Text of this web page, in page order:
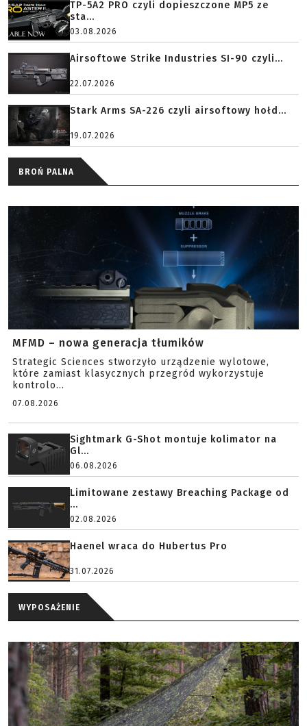
TP-5A2 PRO czyli dopieszczone MP5 ze
sta...
03.08.2026
Airsoftowe Strike Industries SI-90 czyli...
22.07.2026
Stark Arms SA-226 czyli airsoftowy hołd...
19.07.2026
BROŃ PALNA
MFMD – nowa generacja tłumików
Strategic Sciences stworzyło urządzenie wylotowe,
które zamiast klasycznych przegród wykorzystuje
kontrolo...
07.08.2026
Sightmark G-Shot montuje kolimator na
Gl...
06.08.2026
Limitowane zestawy Breaching Package od
...
02.08.2026
Haenel wraca do Hubertus Pro
31.07.2026
WYPOSAŻENIE